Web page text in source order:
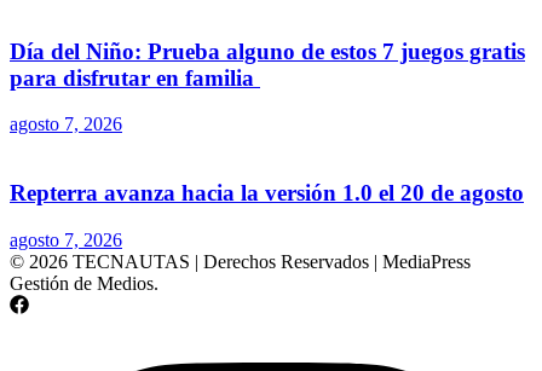
Día del Niño: Prueba alguno de estos 7 juegos gratis
para disfrutar en familia
agosto 7, 2026
Repterra avanza hacia la versión 1.0 el 20 de agosto
agosto 7, 2026
© 2026 TECNAUTAS | Derechos Reservados | MediaPress
Gestión de Medios.